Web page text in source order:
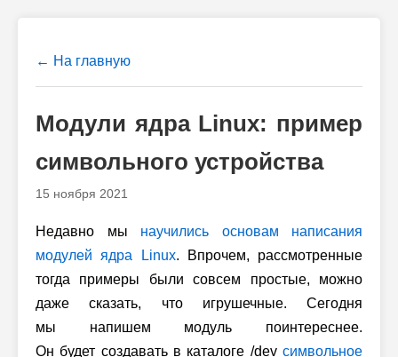
← На главную
Модули ядра Linux: пример
символьного устройства
15 ноября 2021
Недавно мы научились основам написания
модулей ядра Linux. Впрочем, рассмотренные
тогда примеры были совсем простые, можно
даже сказать, что игрушечные. Сегодня
мы напишем модуль поинтереснее.
Он будет создавать в каталоге /dev символьное